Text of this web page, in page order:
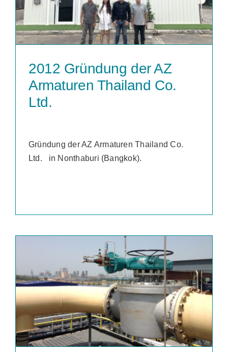
2012 Gründung der AZ
Armaturen Thailand Co.
Ltd.
Gründung der AZ Armaturen Thailand Co.
Ltd. in Nonthaburi (Bangkok).